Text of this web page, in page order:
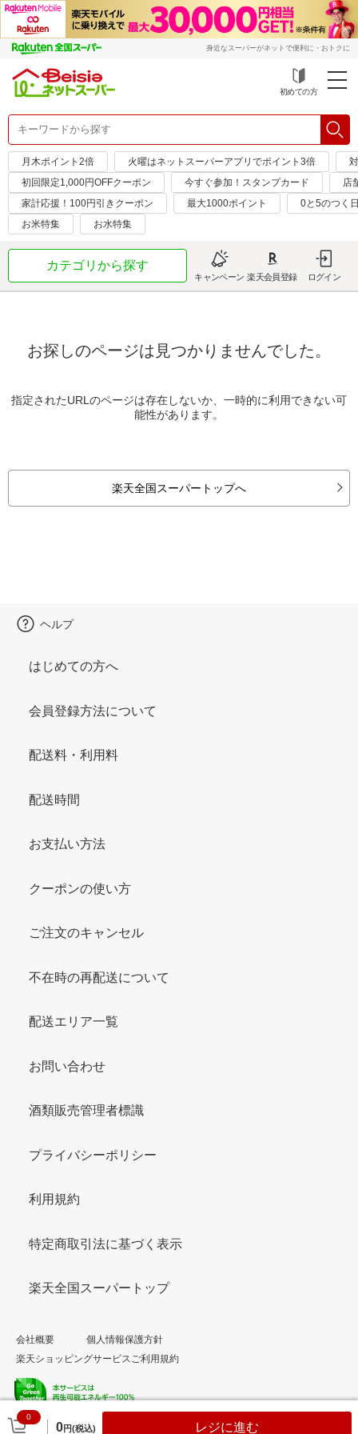
身近なスーパーがネットで便利に・おトクに
初めての方
月木ポイント2倍 火曜はネットスーパーアプリでポイント3倍
初回限定1,000円OFFクーポン
今すぐ参加！スタンプカード
店
家計応援！100円引きクーポン
最大1000ポイント
0と5のつく
お米特集
お水特集
カテゴリから探す
キャンペーン 楽天会員登録 ログイン
お探しのページは見つかりませんでした。
指定されたURLのページは存在しないか、一時的に利用できない可
能性があります。
楽天全国スーパートップへ
0
0円(税込) レジに進む
ヘルプ
はじめての方へ
会員登録方法について
配送料・利用料
配送時間
お支払い方法
クーポンの使い方
ご注文のキャンセル
不在時の再配送について
配送エリア一覧
お問い合わせ
酒類販売管理者標識
プライバシーポリシー
利用規約
特定商取引法に基づく表示
楽天全国スーパートップ
会社概要
個人情報保護方針
楽天ショッピングサービスご利用規約
© Rakuten Group, Inc.